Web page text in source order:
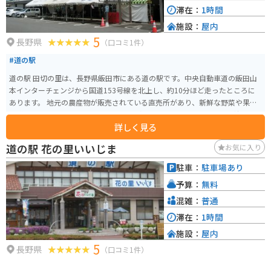
長野県 5 （口コミ1件）
#道の駅
道の駅 田切の里は、長野県飯田市にある道の駅です。中央自動車道の飯田山
本インターチェンジから国道153号線を北上し、約10分ほど走ったところに
あります。 地元の農産物が販売されている直売所があり、新鮮な野菜や果物
を購入できます。特におすすめなのは、飯田市の特産品である「市田柿」で
す。濃厚な甘さと、もっちりとした食感が特徴です。 バイクで訪れる場合、
道の駅には広い駐車場が完備されているので安心です。また、周辺には南ア
ルプスの山々が連なり、絶景のツーリングコースとしても人気があります。
道の駅 田切の里を拠点に、自然豊かな景色を楽しみながらバイクで走ってみ
てはいかがでしょうか。 周辺には、りんご並木など、自然を楽しめるスポッ
トも点在しています。道の駅で休憩した後は、周辺の観光スポットにも足を
運んでみてください。
詳しく見る
滞在： 1時間
施設： 屋内
道の駅 花の里いいじま お気に入り
長野県 5 （口コミ1件）
駐車： 駐車場あり
予算： 無料
混雑： 普通
滞在： 1時間
施設： 屋内